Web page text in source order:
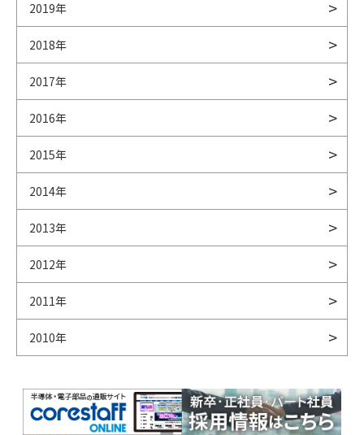
2019年
2018年
2017年
2016年
2015年
2014年
2013年
2012年
2011年
2010年